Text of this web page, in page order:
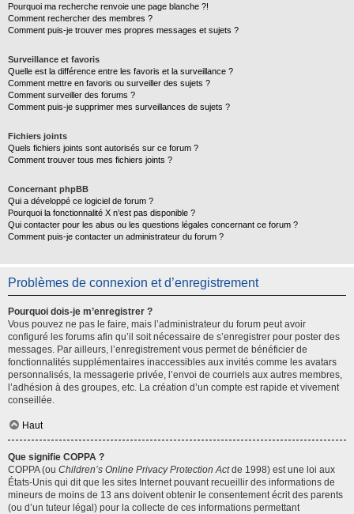
Pourquoi ma recherche renvoie une page blanche ?!
Comment rechercher des membres ?
Comment puis-je trouver mes propres messages et sujets ?
Surveillance et favoris
Quelle est la différence entre les favoris et la surveillance ?
Comment mettre en favoris ou surveiller des sujets ?
Comment surveiller des forums ?
Comment puis-je supprimer mes surveillances de sujets ?
Fichiers joints
Quels fichiers joints sont autorisés sur ce forum ?
Comment trouver tous mes fichiers joints ?
Concernant phpBB
Qui a développé ce logiciel de forum ?
Pourquoi la fonctionnalité X n’est pas disponible ?
Qui contacter pour les abus ou les questions légales concernant ce forum ?
Comment puis-je contacter un administrateur du forum ?
Problèmes de connexion et d’enregistrement
Pourquoi dois-je m’enregistrer ?
Vous pouvez ne pas le faire, mais l’administrateur du forum peut avoir
configuré les forums afin qu’il soit nécessaire de s’enregistrer pour poster des
messages. Par ailleurs, l’enregistrement vous permet de bénéficier de
fonctionnalités supplémentaires inaccessibles aux invités comme les avatars
personnalisés, la messagerie privée, l’envoi de courriels aux autres membres,
l’adhésion à des groupes, etc. La création d’un compte est rapide et vivement
conseillée.
Haut
Que signifie COPPA ?
COPPA (ou Children’s Online Privacy Protection Actde 1998) est une loi aux
États-Unis qui dit que les sites Internet pouvant recueillir des informations de
mineurs de moins de 13 ans doivent obtenir le consentement écrit des parents
(ou d’un tuteur légal) pour la collecte de ces informations permettant